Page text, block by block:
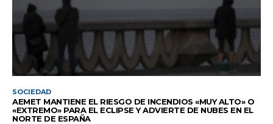
SOCIEDAD
AEMET MANTIENE EL RIESGO DE INCENDIOS «MUY ALTO» O
«EXTREMO» PARA EL ECLIPSE Y ADVIERTE DE NUBES EN EL
NORTE DE ESPAÑA